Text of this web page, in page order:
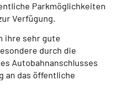
Parkmöglichkeiten
Verfügung.
ihre sehr gute
durch die
Autobahnanschlusses
an das öffentliche